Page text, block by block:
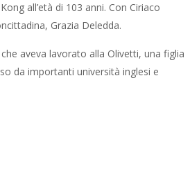
all’età di 103 anni. Con Ciriaco
Grazia Deledda.
aveva lavorato alla Olivetti, una figlia
da importanti università inglesi e